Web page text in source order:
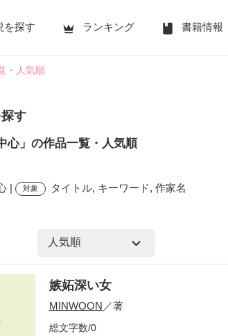
を探す ランキング 書籍情報
・人気順
す
心」の作品一覧・人気順
|
対象 タイトル, キーワード, 作家名
嫉妬深い女
MINWOON ／著
総文字数/0